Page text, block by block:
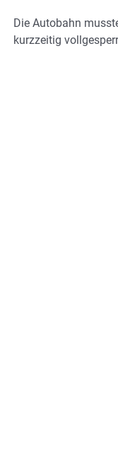
Die Autobahn
kurzzeitig